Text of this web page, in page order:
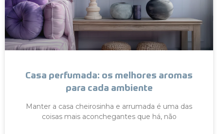
Casa perfumada: os melhores aromas
para cada ambiente
Manter a casa cheirosinha e arrumada é uma das
coisas mais aconchegantes que há, não